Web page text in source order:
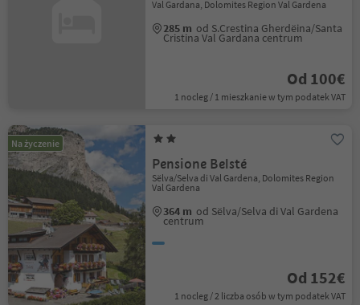
Val Gardana, Dolomites Region Val Gardena
285 m od S.Crestina Gherdëina/Santa
Cristina Val Gardana centrum
Od 100€
1 nocleg / 1 mieszkanie w tym podatek VAT
Na życzenie
Pensione Belsté
Sëlva/Selva di Val Gardena, Dolomites Region
Val Gardena
364 m od Sëlva/Selva di Val Gardena
centrum
Od 152€
1 nocleg / 2 liczba osób w tym podatek VAT